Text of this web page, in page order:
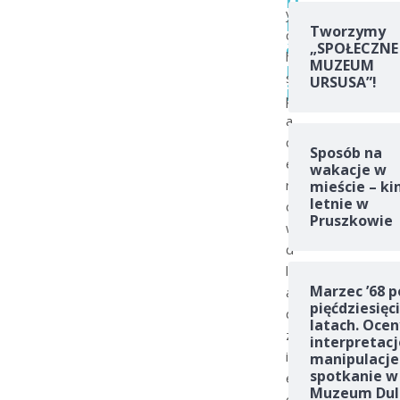
i
a
m
i
y
c
h
s
p
a
c
e
r
ó
w
d
l
a
d
z
i
e
Tworzymy
„SPOŁECZNE
MUZEUM
URSUSA”!
Sposób na
wakacje w
mieście –
letnie w
Pruszkowie
Marzec ’68
latach.
spotkanie w
Muzeum